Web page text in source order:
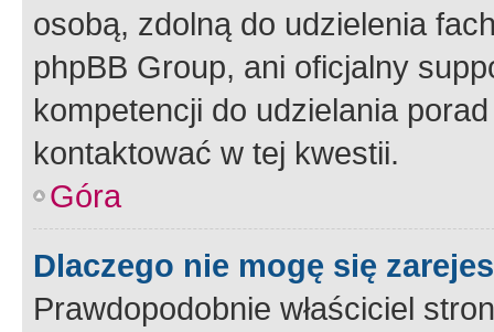
osobą, zdolną do udzielenia
phpBB Group, ani oficjalny
kompetencji do udzielania
kontaktować w tej kwestii.
Góra
Dlaczego nie mogę się
Prawdopodobnie właściciel